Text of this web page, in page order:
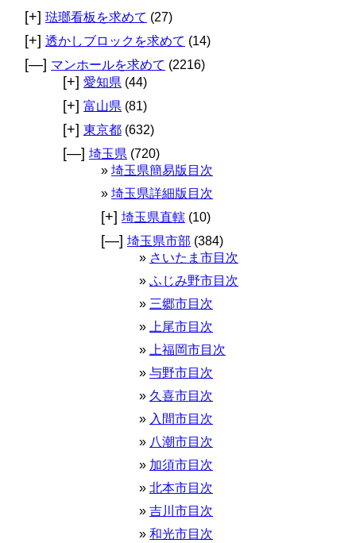
[+] 琺瑯看板を求めて (27)
[+] 透かしブロックを求めて (14)
[—] マンホールを求めて (2216)
[+] 愛知県 (44)
[+] 富山県 (81)
[+] 東京都 (632)
[—] 埼玉県 (720)
埼玉県簡易版目次
埼玉県詳細版目次
[+] 埼玉県直轄 (10)
[—] 埼玉県市部 (384)
さいたま市目次
ふじみ野市目次
三郷市目次
上尾市目次
上福岡市目次
与野市目次
久喜市目次
入間市目次
八潮市目次
加須市目次
北本市目次
吉川市目次
和光市目次